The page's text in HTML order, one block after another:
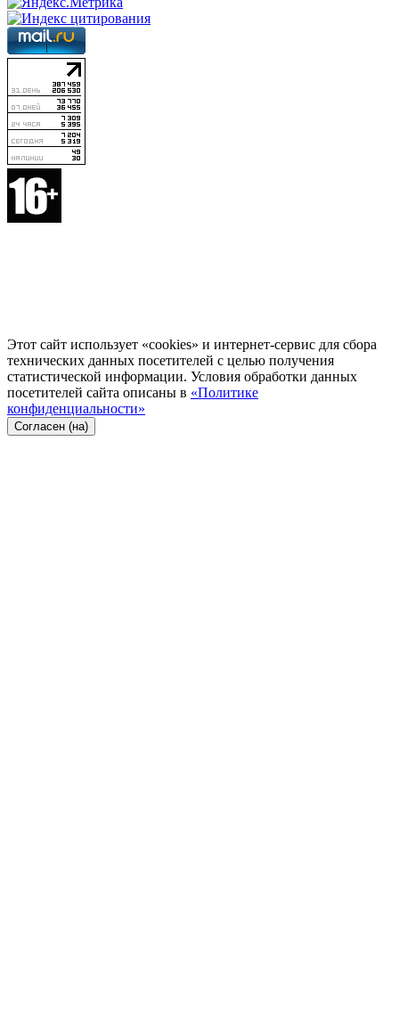
Этот сайт использует «cookies» и интернет-сервис для сбора
технических данных посетителей с целью получения
статистической информации. Условия обработки данных
посетителей сайта описаны в «Политике
конфиденциальности»
Согласен (на)